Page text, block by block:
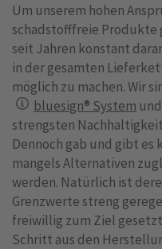
Um unserem hohen
schadstofffreie Produkte
seit Jahren konstant
in der gesamten
möglich zu machen. Wir
bluesign® System
strengsten
Dennoch gab und gibt
mangels Alternativen
werden. Natürlich ist
Grenzwerte streng
freiwillig zum Ziel
Schritt aus den